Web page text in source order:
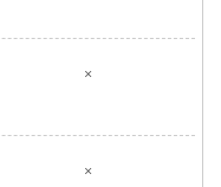
×
×